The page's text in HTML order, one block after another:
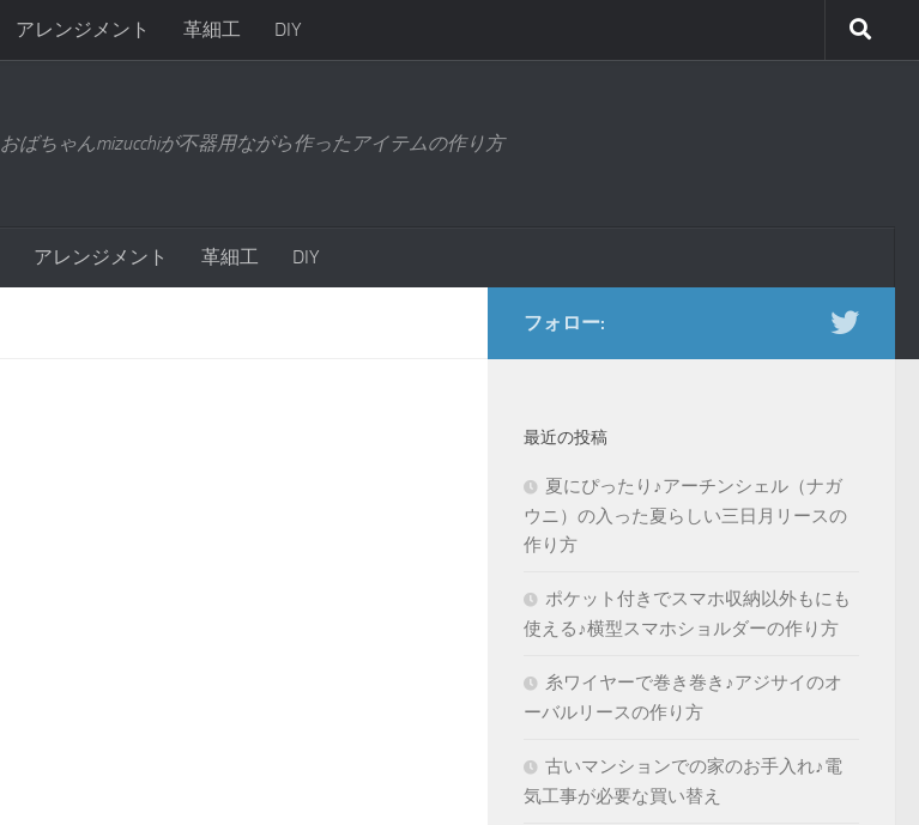
アレンジメント 革細工 DIY
おばちゃんmizucchiが不器用ながら作ったアイテムの作り方
アレンジメント 革細工 DIY
フォロー:
最近の投稿
夏にぴったり♪アーチンシェル（ナガ
ウニ）の入った夏らしい三日月リースの
作り方
ポケット付きでスマホ収納以外もにも
使える♪横型スマホショルダーの作り方
糸ワイヤーで巻き巻き♪アジサイのオ
ーバルリースの作り方
古いマンションでの家のお手入れ♪電
気工事が必要な買い替え